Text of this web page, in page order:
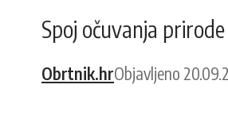
Spoj očuvanja
Obrtnik.hrObjavljeno